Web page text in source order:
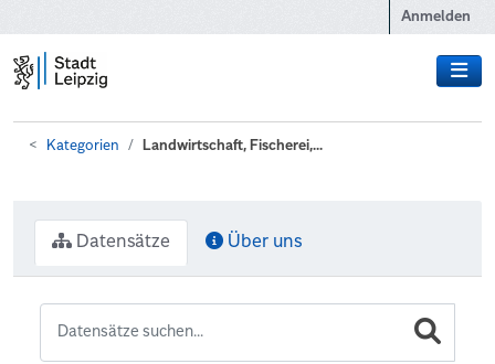
Anmelden
Kategorien Landwirtschaft, Fischerei,...
Datensätze Über uns